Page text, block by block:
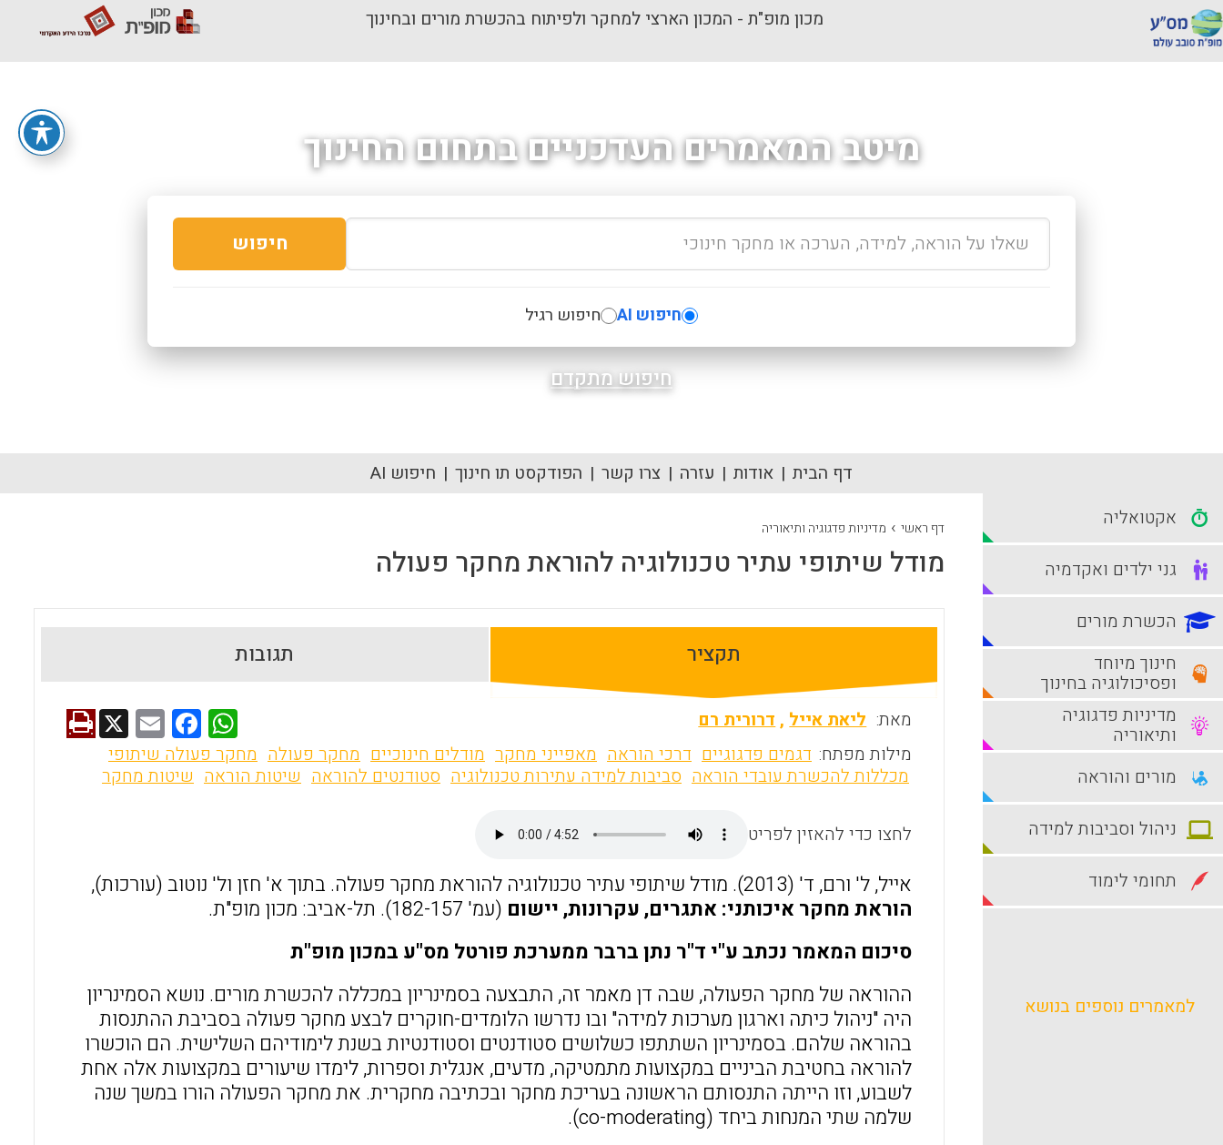
מכון מופ"ת - המכון הארצי למחקר ולפיתוח בהכשרת מורים ובחינוך
מיטב המאמרים העדכניים בתחום החינוך
חיפוש
חיפוש AI חיפוש רגיל
חיפוש מתקדם
דף הבית אודות עזרה צרו קשר הפודקסט תו חינוך חיפוש AI
דף ראשי › מדיניות פדגוגיה ותיאוריה
מודל שיתופי עתיר טכנולוגיה להוראת מחקר פעולה
תקציר תגובות
מאת: ליאת אייל,דרורית רם W
h
at
p
p
F
a
ce
o
k
E
m
ai
X
מילות מפתח: דגמים פדגוגיים דרכי הוראה מאפייני מחקר מודלים חינוכיים מחקר פעולה מחקר פעולה שיתופי
מכללות להכשרת עובדי הוראה סביבות למידה עתירות טכנולוגיה סטודנטים להוראה שיטות הוראה שיטות מחקר
לחצו כדי להאזין לפריט
אייל, ל' ורם, ד' (2013). מודל שיתופי עתיר טכנולוגיה להוראת מחקר פעולה. בתוך א' חזן ול' נוטוב (עורכות),
הוראת מחקר איכותני: אתגרים, עקרונות, יישום (עמ' 182-157). תל-אביב: מכון מופ"ת.
סיכום המאמר נכתב ע"י ד"ר נתן ברבר ממערכת פורטל מס"ע במכון מופ"ת
ההוראה של מחקר הפעולה, שבה דן מאמר זה, התבצעה בסמינריון במכללה להכשרת מורים. נושא הסמינריון
היה "ניהול כיתה וארגון מערכות למידה" ובו נדרשו הלומדים-חוקרים לבצע מחקר פעולה בסביבת ההתנסות
בהוראה שלהם. בסמינריון השתתפו כשלושים סטודנטים וסטודנטיות בשנת לימודיהם השלישית. הם הוכשרו
להוראה בחטיבת הביניים במקצועות מתמטיקה, מדעים, אנגלית וספרות, לימדו שיעורים במקצועות אלה אחת
לשבוע, וזו הייתה התנסותם הראשונה בעריכת מחקר ובכתיבה מחקרית. את מחקר הפעולה הורו במשך שנה
שלמה שתי המנחות ביחד (co-moderating).
אקטואליה
גני ילדים ואקדמיה
הכשרת מורים
חינוך מיוחד
ופסיכולוגיה בחינוך
מדיניות פדגוגיה
ותיאוריה
מורים והוראה
ניהול וסביבות למידה
תחומי לימוד
למאמרים נוספים בנושא